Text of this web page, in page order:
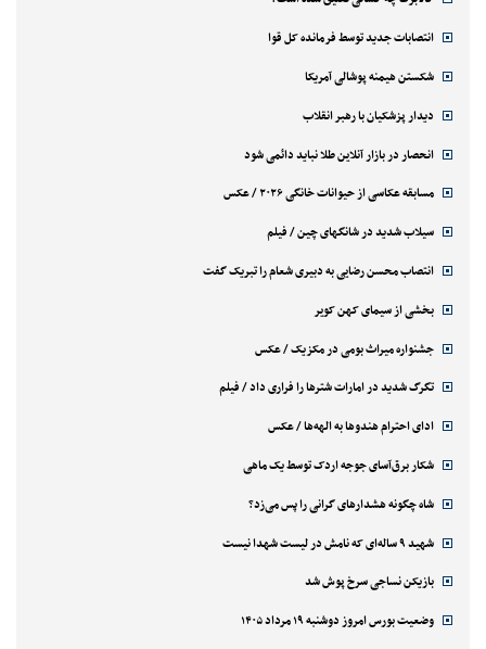
انتصابات جدید توسط فرمانده کل قوا
شکستن هیمنه پوشالی آمریکا
دیدار پزشکیان با رهبر انقلاب
انحصار در بازار آنلاین طلا نباید دائمی شود
مسابقه عکاسی از حیوانات خانگی ۲۰۲۶ / عکس
سیلاب شدید در شانگهای چین / فیلم
انتصاب محسن رضایی به دبیری شعام را تبریک گفت
بخشی از سیمای کهن کویر
جشنواره میراث بومی در مکزیک / عکس
تگرگ شدید در امارات شترها را فراری داد / فیلم
ادای احترام هندوها به الهه‌ها / عکس
شکار برق‌آسای جوجه اردک توسط یک ماهی
شاه چگونه هشدارهای گرانی را پس می‌زد؟
شهید ۹ ساله‌ای که نامش در لیست شهدا نیست
بازیکن نساجی سرخ پوش شد
وضعیت بورس امروز دوشنبه ۱۹ مرداد ۱۴۰۵